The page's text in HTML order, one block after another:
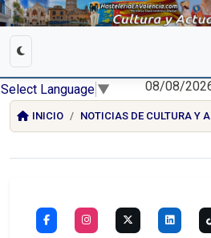
Select Language ▼ 08/08/
INICIO NOTICIAS DE CULTURA Y